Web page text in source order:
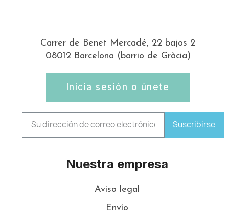
Carrer de Benet Mercadé, 22 bajos 2
08012 Barcelona (barrio de Gràcia)
Inicia sesión o únete
Suscribirse
Nuestra empresa
Aviso legal
Envío